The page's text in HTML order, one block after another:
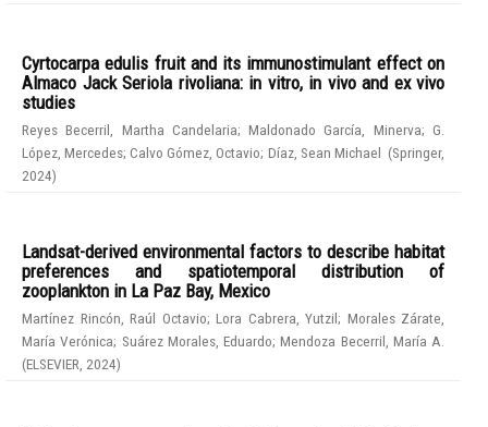
Cyrtocarpa edulis fruit and its immunostimulant effect on
Almaco Jack Seriola rivoliana: in vitro, in vivo and ex vivo
studies
Reyes Becerril, Martha Candelaria;Maldonado García, Minerva;G.
López, Mercedes;Calvo Gómez, Octavio; Díaz, Sean Michael (Springer,
2024)
Landsat-derived environmental factors to describe habitat
preferences and spatiotemporal distribution of
zooplankton in La Paz Bay, Mexico
Martínez Rincón, Raúl Octavio; Lora Cabrera, Yutzil; Morales Zárate,
María Verónica; Suárez Morales, Eduardo;Mendoza Becerril, María A.
(ELSEVIER 2024)